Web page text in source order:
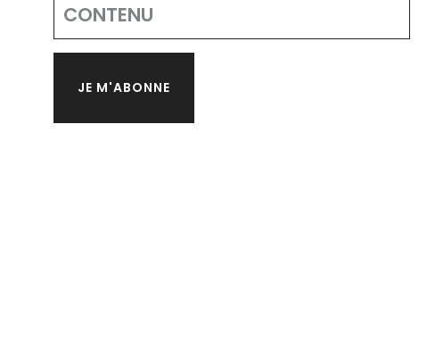
CONTENU
JE M'ABONNE